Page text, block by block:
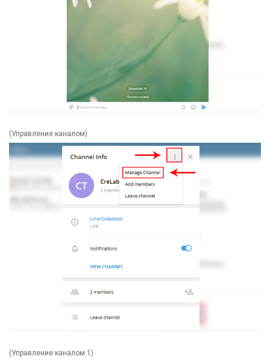
(Управление каналом)
(Управление каналом.1)